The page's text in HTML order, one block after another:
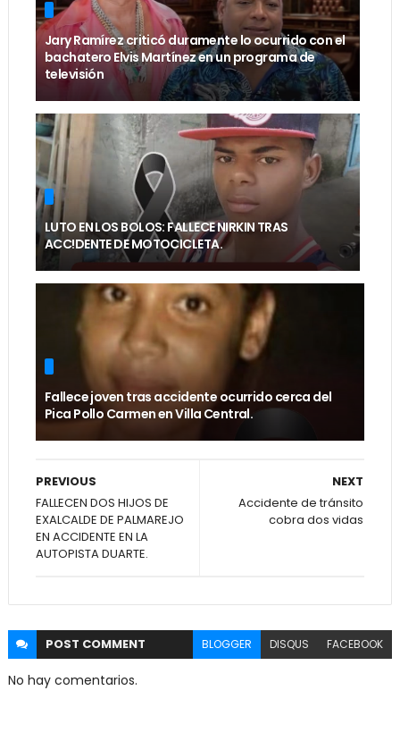
Jary Ramírez criticó duramente lo ocurrido con el
bachatero Elvis Martínez en un programa de
televisión
LUTO EN LOS BOLOS: FALLECE NIRKIN TRAS
ACC!DENTE DE MOTOCICLETA.
Fallece joven tras accidente ocurrido cerca del
Pica Pollo Carmen en Villa Central.
NEXT
Accidente de tránsito
cobra dos vidas
PREVIOUS
FALLECEN DOS HIJOS DE
EXALCALDE DE PALMAREJO
EN ACCIDENTE EN LA
AUTOPISTA DUARTE.
POST COMMENT BLOGGER DISQUS FACEBOOK
No hay comentarios.